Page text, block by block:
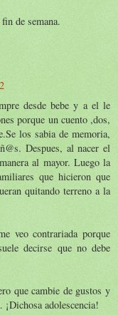
de semana.
desde bebe y a el le
porque un cuento ,dos,
los sabia de memoria,
Despues, al nacer el
al mayor. Luego la
que hicieron que
quitando terreno a la
veo contrariada porque
decirse que no debe
que cambie de gustos y
adolescencia!